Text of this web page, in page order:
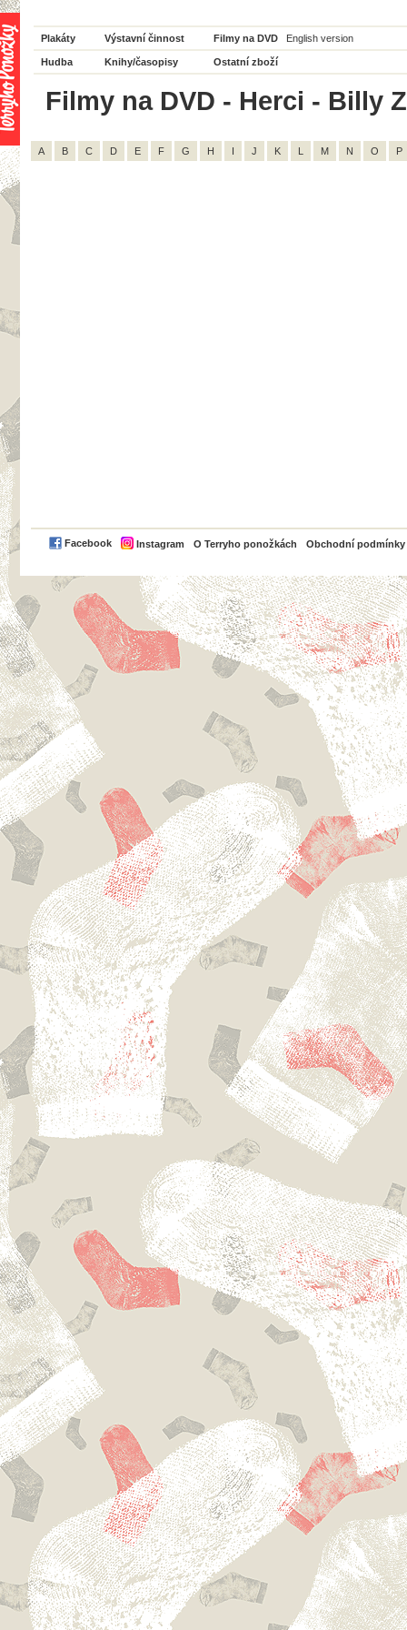
Plakáty Výstavní činnost Filmy na DVD English version
Hudba Knihy/časopisy Ostatní zboží
Filmy na DVD - Herci - Billy
A B C D E F G H I J K L M N O P
Facebook Instagram O Terryho ponožkách Obchodní podmínky
PayPal